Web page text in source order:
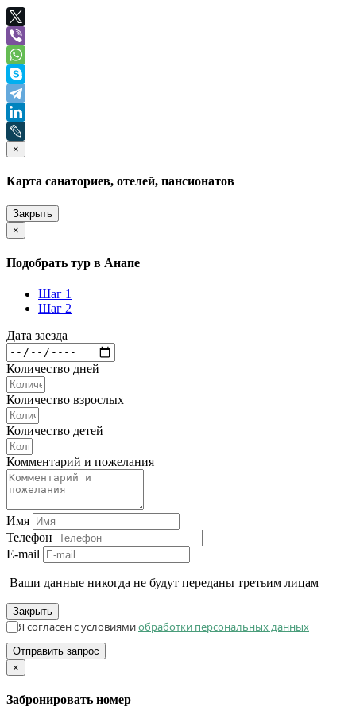
×
Карта санаториев, отелей, пансионатов
Закрыть
×
Подобрать тур в Анапе
Шаг 1
Шаг 2
Дата заезда
Количество дней
Количество взрослых
Количество детей
Комментарий и пожелания
Имя
Телефон
E-mail
Ваши данные никогда не будут переданы третьим лицам
Закрыть
Я согласен с условиямиобработки персональных данных
Отправить запрос
×
Забронировать номер